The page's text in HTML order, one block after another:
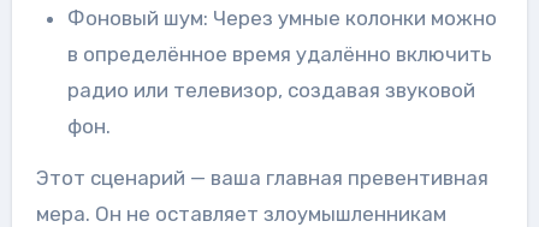
Фоновый шум: Через умные колонки можно
в определённое время удалённо включить
радио или телевизор, создавая звуковой
фон.
Этот сценарий — ваша главная превентивная
мера. Он не оставляет злоумышленникам